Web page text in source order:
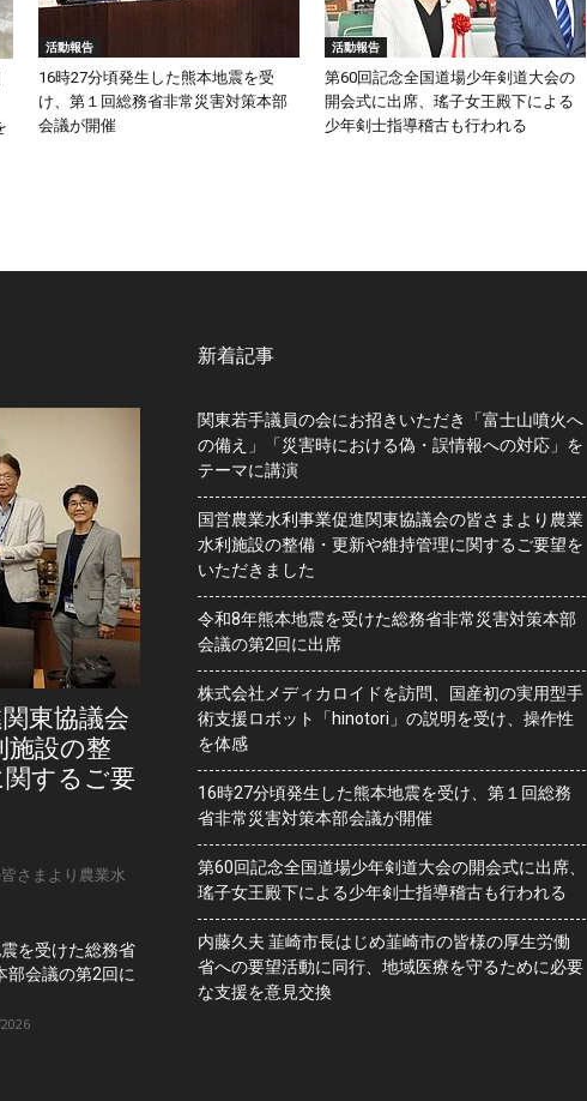
活動報告
16時27分頃発生した熊本地震を受
け、第１回総務省非常災害対策本部
会議が開催
活動報告
第60回記念全国道場少年剣道大会の
開会式に出席、瑤子女王殿下による
少年剣士指導稽古も行われる
東協議会
施設の整
するご要
さまより農業水
を受けた総務省
部会議の第2回に
新着記事
関東若手議員の会にお招きいただき「富士山噴火へ
の備え」「災害時における偽・誤情報への対応」を
テーマに講演
国営農業水利事業促進関東協議会の皆さまより農業
水利施設の整備・更新や維持管理に関するご要望を
いただきました
令和8年熊本地震を受けた総務省非常災害対策本部
会議の第2回に出席
株式会社メディカロイドを訪問、国産初の実用型手
術支援ロボット「hinotori」の説明を受け、操作性
を体感
16時27分頃発生した熊本地震を受け、第１回総務
省非常災害対策本部会議が開催
第60回記念全国道場少年剣道大会の開会式に出席、
瑤子女王殿下による少年剣士指導稽古も行われる
内藤久夫 韮崎市長はじめ韮崎市の皆様の厚生労働
省への要望活動に同行、地域医療を守るために必要
な支援を意見交換